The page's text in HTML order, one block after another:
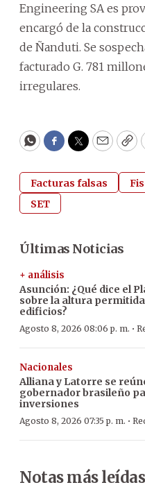
Engineering SA es
encargó de la
de Ñanduti. Se
facturado G. 781
irregulares.
WhatsApp
Facebook
Twitter
Email
Facturas falsas
SET
Últimas Noticias
+ análisis
Asunción: ¿Qué dice el
sobre la altura
edificios?
Agosto 8, 2026 08:06 p. m. ·
Nacionales
Alliana y Latorre se
gobernador brasileño
inversiones
Agosto 8, 2026 07:35 p. m. ·
Notas más leídas